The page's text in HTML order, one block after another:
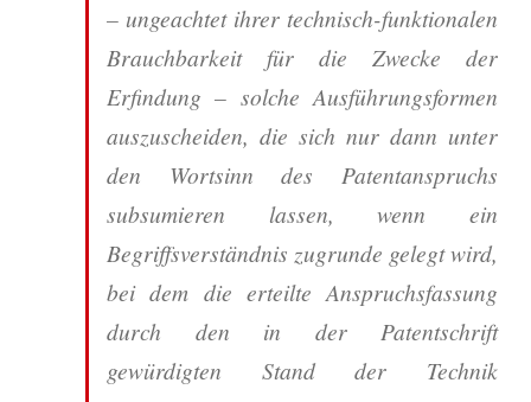
– ungeachtet ihrer technisch-funktionalen
Brauchbarkeit für die Zwecke der
Erfindung – solche Ausführungsformen
auszuscheiden, die sich nur dann unter
den Wortsinn des Patentanspruchs
subsumieren lassen, wenn ein
Begriffsverständnis zugrunde gelegt wird,
bei dem die erteilte Anspruchsfassung
durch den in der Patentschrift
gewürdigten Stand der Technik